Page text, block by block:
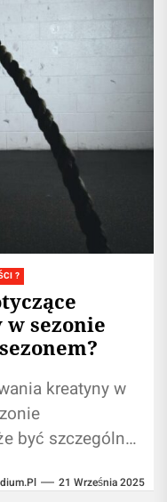
?
sezonie
kreatyny w
być szczególnie
mięśniową....
21 Września 2025